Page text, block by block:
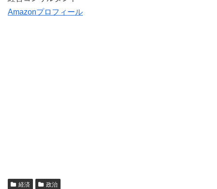
Amazonプロフィール
経済 政治